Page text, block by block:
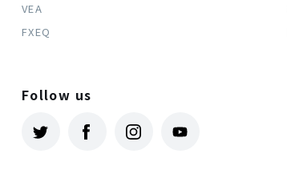
VEA
FXEQ
Follow us